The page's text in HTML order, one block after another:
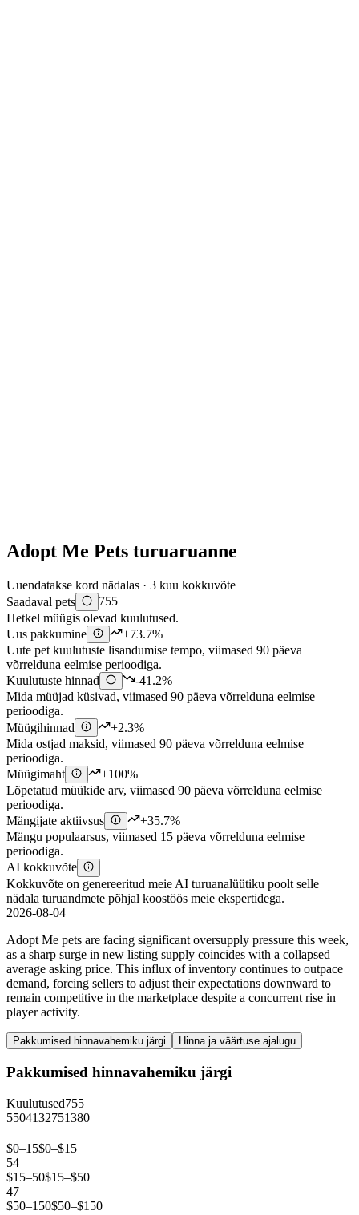
Adopt Me Pets turuaruanne
Uuendatakse kord nädalas · 3 kuu kokkuvõte
Saadaval pets
755
Hetkel müügis olevad kuulutused.
Uus pakkumine
+73.7%
Uute pet kuulutuste lisandumise tempo, viimased 90 päeva
võrrelduna eelmise perioodiga.
Kuulutuste hinnad
-41.2%
Mida müüjad küsivad, viimased 90 päeva võrrelduna eelmise
perioodiga.
Müügihinnad
+2.3%
Mida ostjad maksid, viimased 90 päeva võrrelduna eelmise
perioodiga.
Müügimaht
+100%
Lõpetatud müükide arv, viimased 90 päeva võrrelduna eelmise
perioodiga.
Mängijate aktiivsus
+35.7%
Mängu populaarsus, viimased 15 päeva võrrelduna eelmise
perioodiga.
AI kokkuvõte
Kokkuvõte on genereeritud meie AI turuanalüütiku poolt selle
nädala turuandmete põhjal koostöös meie ekspertidega.
2026-08-04
Adopt Me pets are facing significant oversupply pressure this week,
as a sharp surge in new listing supply coincides with a collapsed
average asking price. This influx of inventory continues to outpace
demand, forcing sellers to adjust their expectations downward to
remain competitive in the marketplace despite a concurrent rise in
player activity.
Pakkumised hinnavahemiku järgi Hinna ja väärtuse ajalugu
Pakkumised hinnavahemiku järgi
Kuulutused755
5504132751380
$0–15$0–$15
54
$15–50$15–$50
47
$50–150$50–$150